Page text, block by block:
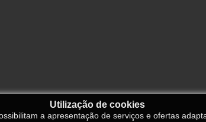
Utilização de cookies
a apresentação de serviços e ofertas